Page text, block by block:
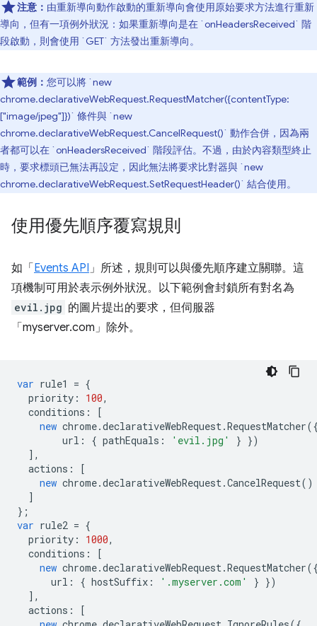
注意： 由重新導向動作啟動的重新導向會使用原始要求方法進行重新
導向，但有一項例外狀況：如果重新導向是在 `onHeadersReceived` 階
段啟動，則會使用 `GET` 方法發出重新導向。
範例： 您可以將 `new
chrome.declarativeWebRequest.RequestMatcher({contentType:
["image/jpeg"]})` 條件與 `new
chrome.declarativeWebRequest.CancelRequest()` 動作合併，因為兩
者都可以在 `onHeadersReceived` 階段評估。不過，由於內容類型終止
時，要求標頭已無法再設定，因此無法將要求比對器與 `new
chrome.declarativeWebRequest.SetRequestHeader()` 結合使用。
使用優先順序覆寫規則
如「 Events API」所述，規則可以與優先順序建立關聯。這
項機制可用於表示例外狀況。以下範例會封鎖所有對名為
evil.jpg 的圖片提出的要求，但伺服器
「myserver.com」除外。
var rule1 = {
priority : 100,
conditions :
[
new chrome.declarativeWebRequest.RequestMatcher
url : { pathEquals : 'evil.jpg' } })
],
actions :
[
new chrome.declarativeWebRequest.CancelRequest()
]
};
var rule2 = {
priority : 1000,
conditions :
[
new chrome.declarativeWebRequest.RequestMatcher
url : { hostSuffix : '.myserver.com' } })
],
actions :
[